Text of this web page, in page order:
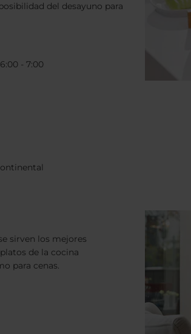
del desayuno para
- 7:00
sirven los mejores
de la cocina
para cenas.